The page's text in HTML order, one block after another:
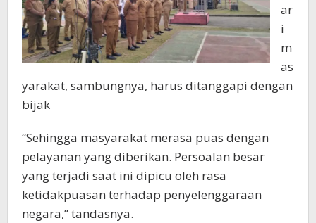
ar
i
m
as
yarakat, sambungnya, harus ditanggapi dengan
bijak
“Sehingga masyarakat merasa puas dengan
pelayanan yang diberikan. Persoalan besar
yang terjadi saat ini dipicu oleh rasa
ketidakpuasan terhadap penyelenggaraan
negara,” tandasnya.